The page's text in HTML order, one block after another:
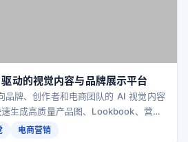
的视觉内容与品牌展示平台
牌、创作者和电商团队的 AI 视觉内容
生成高质量产品图、Lookbook、营销
设计成本并提升转化率。
电商营销